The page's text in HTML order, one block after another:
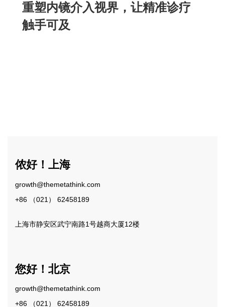
重塑内镜介入视界，让精准诊疗
触手可及
侬好！上海
growth@themetathink.com
+86 （021） 62458189
上海市静安区武宁南路1号越商大厦12楼
您好！北京
growth@themetathink.com
+86 （021） 62458189